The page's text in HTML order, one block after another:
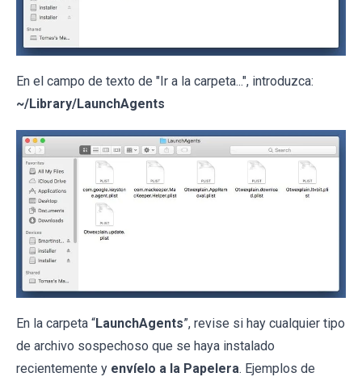
En el campo de texto de "Ir a la carpeta...", introduzca:
~/Library/LaunchAgents
En la carpeta “LaunchAgents”, revise si hay cualquier tipo
de archivo sospechoso que se haya instalado
recientemente y envíelo a la Papelera. Ejemplos de